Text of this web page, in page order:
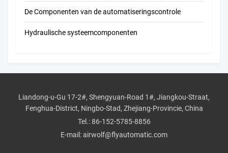
De Componenten van de automatiseringscontrole
Hydraulische systeemcomponenten
Liandong-u-Gu 17-2#, Shengyuan-Road 1#, Jiangkou-Straat,
Fenghua-District, Ningbo-Stad, Zhejiang-Provincie, China
Tel.:86-152-5785-8856
E-mail:airwolf@flyautomatic.com